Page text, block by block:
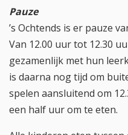
Pauze
’s Ochtends is er pauze
Van 12.00 uur tot 12.30
gezamenlijk met hun
is daarna nog tijd om
spelen aansluitend om
een half uur om te eten.